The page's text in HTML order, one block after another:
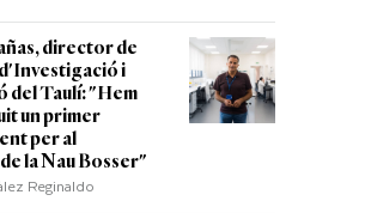
director de
i
del Taulí: "Hem
un primer
per al
la Nau Bosser"
Reginaldo